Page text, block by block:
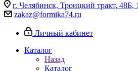
г. Челябинск, Троицкий тракт, 48Б,
zakaz@formika74.ru
Личный кабинет
Каталог
Назад
Каталог